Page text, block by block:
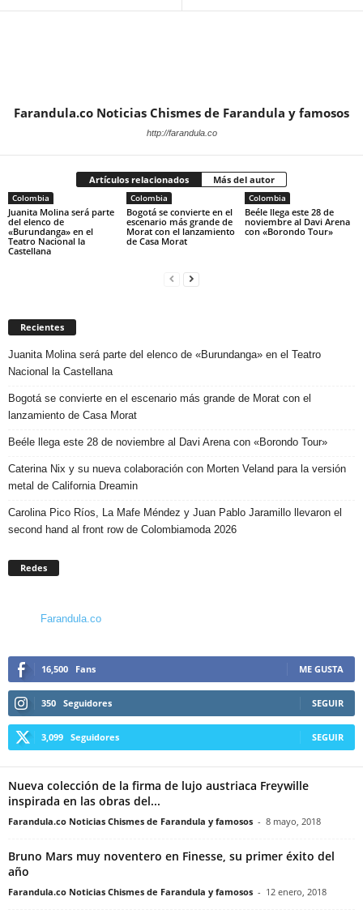
Farandula.co Noticias Chismes de Farandula y famosos
http://farandula.co
Artículos relacionados Más del autor
Colombia
Juanita Molina será parte
del elenco de
«Burundanga» en el
Teatro Nacional la
Castellana
Colombia
Bogotá se convierte en el
escenario más grande de
Morat con el lanzamiento
de Casa Morat
Colombia
Beéle llega este 28 de
noviembre al Davi Arena
con «Borondo Tour»
Recientes
Juanita Molina será parte del elenco de «Burundanga» en el Teatro
Nacional la Castellana
Bogotá se convierte en el escenario más grande de Morat con el
lanzamiento de Casa Morat
Beéle llega este 28 de noviembre al Davi Arena con «Borondo Tour»
Caterina Nix y su nueva colaboración con Morten Veland para la versión
metal de California Dreamin
Carolina Pico Ríos, La Mafe Méndez y Juan Pablo Jaramillo llevaron el
second hand al front row de Colombiamoda 2026
Redes
Farandula.co
16,500 Fans ME GUSTA
350 Seguidores SEGUIR
3,099 Seguidores SEGUIR
Nueva colección de la firma de lujo austriaca Freywille
inspirada en las obras del...
Farandula.co Noticias Chismes de Farandula y famosos - 8 mayo, 2018
Bruno Mars muy noventero en Finesse, su primer éxito del
año
Farandula.co Noticias Chismes de Farandula y famosos - 12 enero, 2018